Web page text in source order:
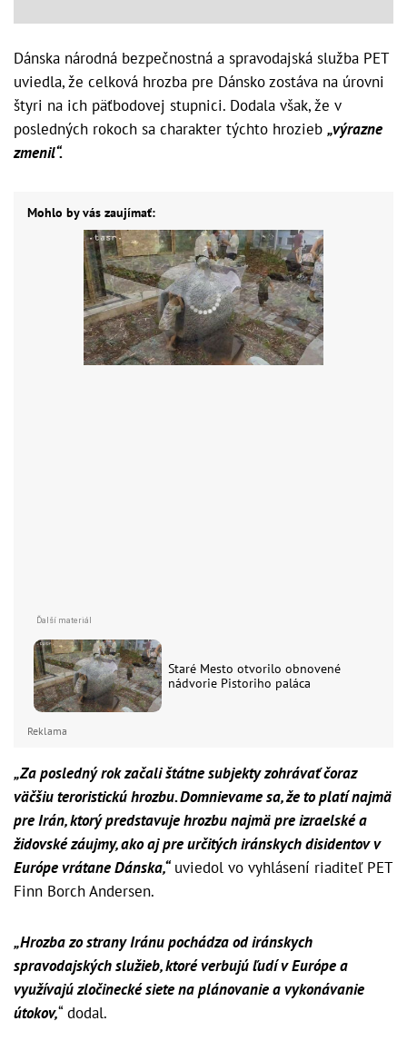
Dánska národná bezpečnostná a spravodajská služba PET
uviedla, že celková hrozba pre Dánsko zostáva na úrovni
štyri na ich päťbodovej stupnici. Dodala však, že v
posledných rokoch sa charakter týchto hrozieb „výrazne
zmenil“.
Mohlo by vás zaujímať:
Staré Mesto otvorilo obnovené
nádvorie Pistoriho paláca
Reklama
„Za posledný rok začali štátne subjekty zohrávať čoraz
väčšiu teroristickú hrozbu. Domnievame sa, že to platí najmä
pre Irán, ktorý predstavuje hrozbu najmä pre izraelské a
židovské záujmy, ako aj pre určitých iránskych disidentov v
Európe vrátane Dánska,“uviedol vo vyhlásení riaditeľ PET
Finn Borch Andersen.
„Hrozba zo strany Iránu pochádza od iránskych
spravodajských služieb, ktoré verbujú ľudí v Európe a
využívajú zločinecké siete na plánovanie a vykonávanie
útokov,“ dodal.